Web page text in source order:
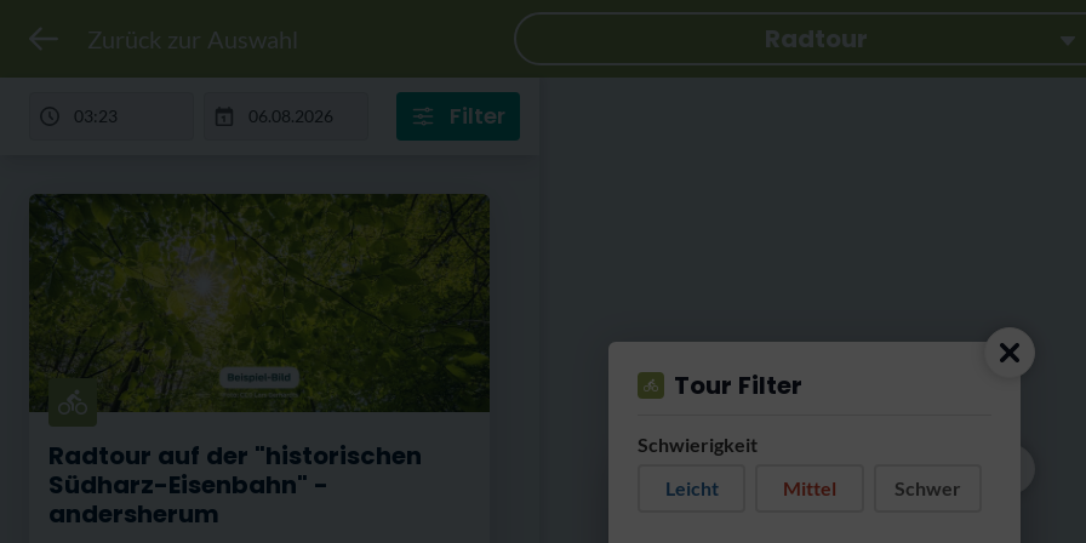
Zurück zur Auswahl Radtour
Filter
Radtour auf der "historischen
Südharz-Eisenbahn" -
andersherum
Tour Filter
Schwierigkeit
Leicht
Mittel Schwer